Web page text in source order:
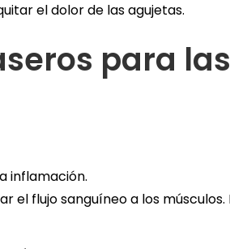
el dolor de las agujetas.
para
inflamación.
el flujo sanguíneo a los